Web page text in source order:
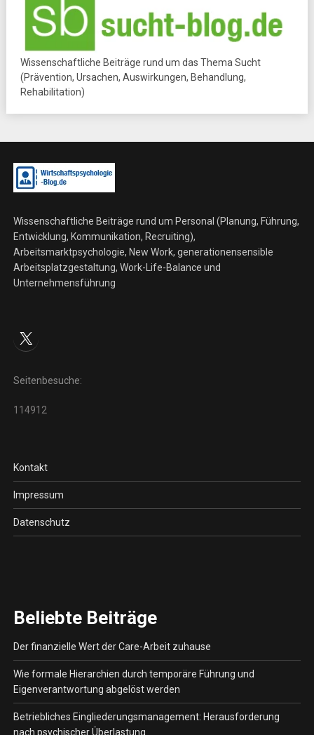
Wissenschaftliche Beiträge rund um das Thema Sucht
(Prävention, Ursachen, Auswirkungen, Behandlung,
Rehabilitation)
Wissenschaftliche Beiträge rund um Personal (Planung, Führung,
Entwicklung, Kommunikation, Recruiting),
Arbeitsmarktpsychologie, New Work, generationensensible
Arbeitsplatzgestaltung, Work-Life-Balance und
Unternehmensführung
X
Seitenbesuche:
114912
Kontakt
Impressum
Datenschutz
Beliebte Beiträge
Der finanzielle Wert der Care-Arbeit zuhause
Wie formale Hierarchien durch temporäre Führung und
Eigenverantwortung abgelöst werden
Betriebliches Eingliederungsmanagement: Herausforderung
nach psychischer Überlastung